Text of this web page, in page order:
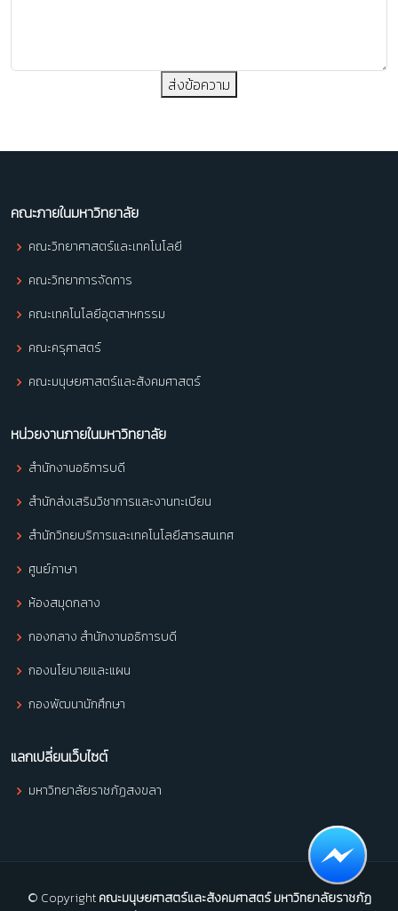
ส่งข้อความ
คณะภายในมหาวิทยาลัย
คณะวิทยาศาสตร์และเทคโนโลยี
คณะวิทยาการจัดการ
คณะเทคโนโลยีอุตสาหกรรม
คณะครุศาสตร์
คณะมนุษยศาสตร์และสังคมศาสตร์
หน่วยงานภายในมหาวิทยาลัย
สำนักงานอธิการบดี
สำนักส่งเสริมวิชาการและงานทะเบียน
สำนักวิทยบริการและเทคโนโลยีสารสนเทศ
ศูนย์ภาษา
ห้องสมุดกลาง
กองกลาง สำนักงานอธิการบดี
กองนโยบายและแผน
กองพัฒนานักศึกษา
แลกเปลี่ยนเว็บไซต์
มหาวิทยาลัยราชภัฏสงขลา
© Copyrightคณะมนุษยศาสตร์และสังคมศาสตร์ มหาวิทยาลัยราชภัฏ